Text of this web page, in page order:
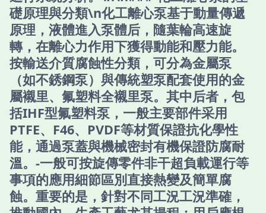
礎原理與分類\n化工離心泵基于動量傳遞
原理，液體進入泵體后，隨葉輪高速旋
轉，在離心力作用下獲得動能和壓力能。
按輸送介質腐蝕性分類，可分為金屬泵
（如不銹鋼泵）與傳統塑泵配套使用的金
屬襯里、氟塑料全襯里泵。其中后者，包
括IHF型氟塑料泵，一般主要部件采用
PTFE、F46、PVDF等材質保證抗化學性
能，通過泵蓋與機械密封有機保證防腐耐
溫。-一般可按旋傳零件非干超負載運行等
事項的應用細節區別直接熱變及簡單腐
蝕。重要的是，針對不同工況工況準確，